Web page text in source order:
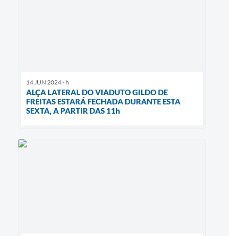
14 JUN 2024 - h
ALÇA LATERAL DO VIADUTO GILDO DE
FREITAS ESTARÁ FECHADA DURANTE ESTA
SEXTA, A PARTIR DAS 11h